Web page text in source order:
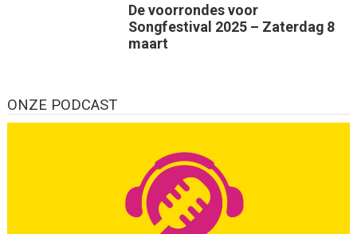
De voorrondes voor
Songfestival 2025 – Zaterdag 8
maart
ONZE PODCAST